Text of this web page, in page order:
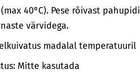
40°C). Pese rõivast pahupidi
värvidega.
madalal temperatuuril
Mitte kasutada